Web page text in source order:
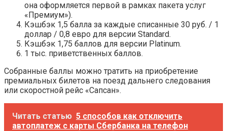
она оформляется первой в рамках пакета услуг
«Премиум»).
Кэшбэк 1,5 балла за каждые списанные 30 руб. / 1
доллар / 0,8 евро для версии Standard.
Кэшбэк 1,75 баллов для версии Platinum.
1 тыс. приветственных баллов.
Собранные баллы можно тратить на приобретение
премиальных билетов на поезд дальнего следования
или скоростной рейс «Сапсан».
Читать статью 5 способов как отключить
автоплатеж с карты Сбербанка на телефон